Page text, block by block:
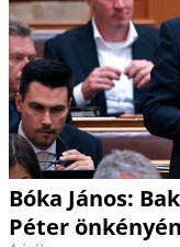
Bóka János:
Péter